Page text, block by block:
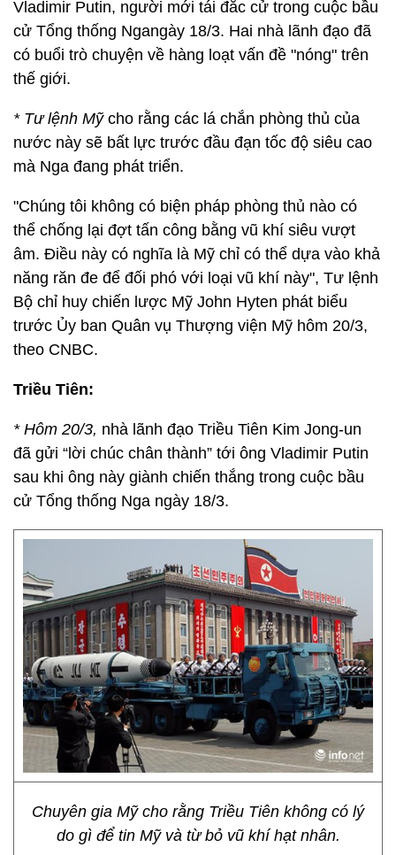
Vladimir Putin, người mới tái đắc cử trong cuộc bầu
cử Tổng thống Ngangày 18/3. Hai nhà lãnh đạo đã
có buổi trò chuyện về hàng loạt vấn đề "nóng" trên
thế giới.
* Tư lệnh Mỹcho rằng các lá chắn phòng thủ của
nước này sẽ bất lực trước đầu đạn tốc độ siêu cao
mà Nga đang phát triển.
"Chúng tôi không có biện pháp phòng thủ nào có
thể chống lại đợt tấn công bằng vũ khí siêu vượt
âm. Điều này có nghĩa là Mỹ chỉ có thể dựa vào khả
năng răn đe để đối phó với loại vũ khí này", Tư lệnh
Bộ chỉ huy chiến lược Mỹ John Hyten phát biểu
trước Ủy ban Quân vụ Thượng viện Mỹ hôm 20/3,
theo CNBC.
Triều Tiên:
* Hôm 20/3, nhà lãnh đạo Triều Tiên Kim Jong-un
đã gửi “lời chúc chân thành” tới ông Vladimir Putin
sau khi ông này giành chiến thắng trong cuộc bầu
cử Tổng thống Nga ngày 18/3.
Chuyên gia Mỹ cho rằng Triều Tiên không có lý
do gì để tin Mỹ và từ bỏ vũ khí hạt nhân.